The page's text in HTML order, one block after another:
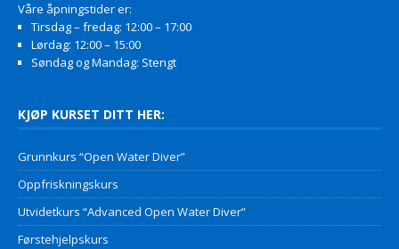
Våre åpningstider er:
Tirsdag – fredag: 12:00 – 17:00
Lørdag: 12:00 – 15:00
Søndag og Mandag: Stengt
KJØP KURSET DITT HER:
Grunnkurs “Open Water Diver”
Oppfriskningskurs
Utvidetkurs “Advanced Open Water Diver”
Førstehjelpskurs